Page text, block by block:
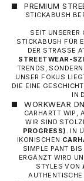
PREMIUM
STICKABUSH
SEIT UNSERER
STICKABUSH FÜR
DER STRASSE
STREETWEAR-
TRENDS,
UNSER FOKUS
DIE EINE
N
WORKWEAR
CARHARTT WIP,
WIR SIND
PROGRESS)
. IN
IKONISCHEN
SIMPLE PANT
ERGÄNZT WIRD
STYLES VON
AUTHENTISCHE